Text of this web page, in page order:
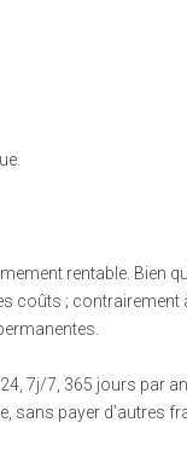
rentable. Bien
coûts ;
7j/7, 365 jours par
sans payer d’autres